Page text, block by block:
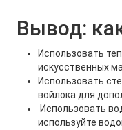
Вывод:
Использовать
искусственных
Использовать
войлока для
Использовать
используйте